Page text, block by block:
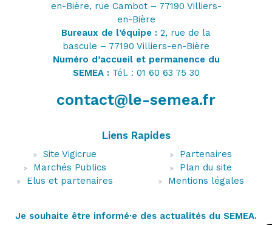
en-Bière, rue Cambot – 77190 Villiers-
en-Bière
Bureaux de l’équipe : 2, rue de la
bascule – 77190 Villiers-en-Bière
Numéro d’accueil et permanence du
SEMEA : Tél. : 01 60 63 75 30
contact@le-semea.fr
Liens Rapides
Site Vigicrue
Marchés Publics
Elus et partenaires
Partenaires
Plan du site
Mentions légales
Je souhaite être informé·e des actualités du SEMEA.